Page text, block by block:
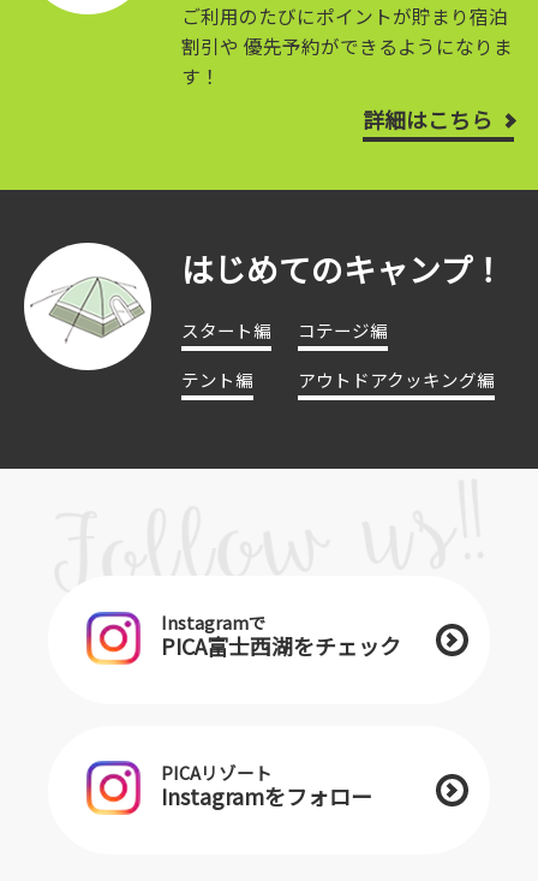
ご利用のたびにポイントが貯まり宿泊
割引や 優先予約ができるようになりま
す！
詳細はこちら
はじめてのキャンプ！
スタート編
コテージ編
テント編
アウトドアクッキング編
Instagramで
PICA富士西湖をチェック
PICAリゾート
Instagramをフォロー